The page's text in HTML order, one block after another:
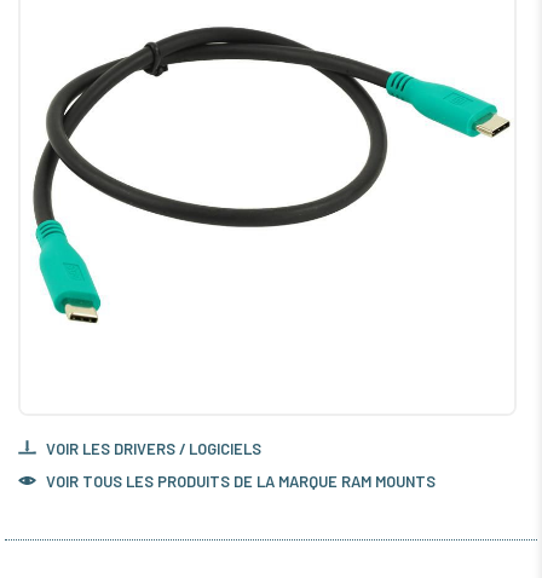
VOIR LES DRIVERS / LOGICIELS
VOIR TOUS LES PRODUITS DE LA MARQUE RAM MOUNTS